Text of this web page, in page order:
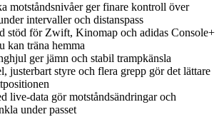
motståndsnivåer ger finare kontroll över
intervaller och distanspass
stöd för Zwift, Kinomap och adidas Console+
kan träna hemma
ger jämn och stabil trampkänsla
justerbart styre och flera grepp gör det lättare
live-data gör motståndsändringar och
under passet